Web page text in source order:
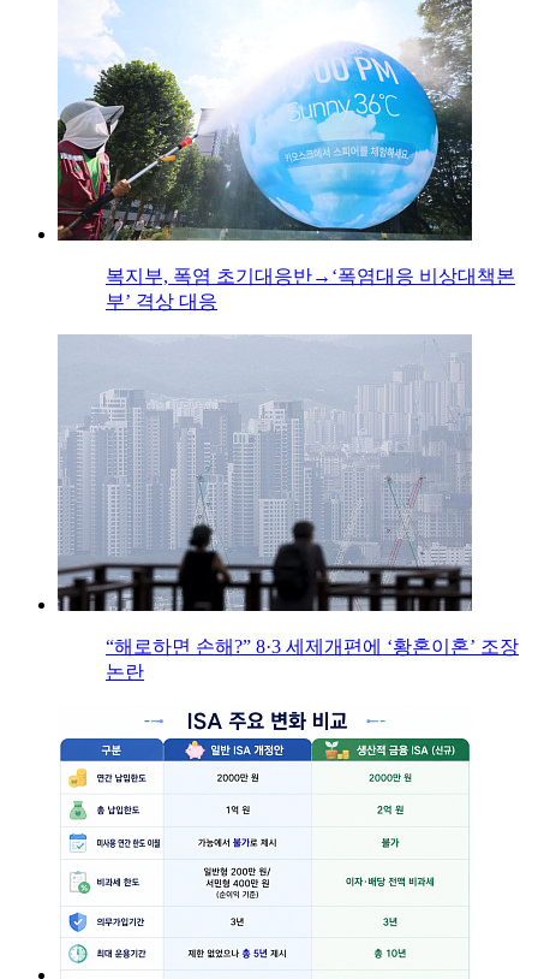
복지부, 폭염 초기대응반→‘폭염대응 비상대책본
부’ 격상 대응
“해로하면 손해?” 8·3 세제개편에 ‘황혼이혼’ 조장
논란